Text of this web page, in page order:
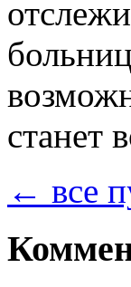
станет
← все